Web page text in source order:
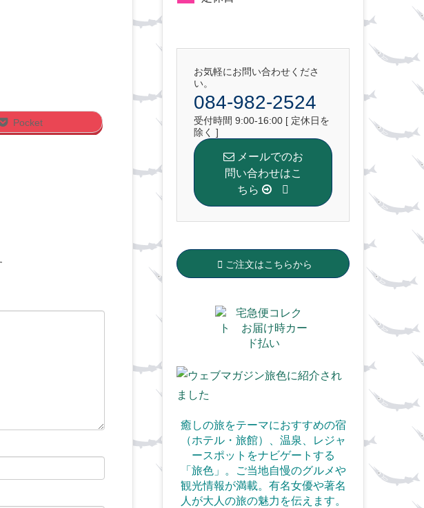
Pocket
お気軽にお問い合わせくださ
い。
084-982-2524
受付時間 9:00-16:00 [ 定休日を
除く ]
メールでのお
問い合わせはこ
ちら
ご注文はこちらから
癒しの旅をテーマにおすすめの宿
（ホテル・旅館）、温泉、
レジャ
ースポットをナビゲートする
「旅色」。ご当地自慢のグルメや
観光情報が満載。 有名女優や著名
人が大人の旅の魅力を伝えます。